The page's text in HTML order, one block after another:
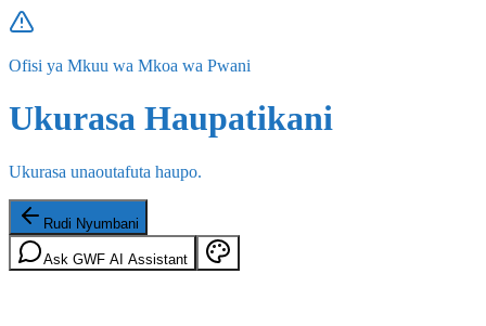
Ofisi ya Mkuu wa Mkoa wa Pwani
Ukurasa Haupatikani
Ukurasa unaoutafuta haupo.
Rudi Nyumbani
Ask GWF AI Assistant